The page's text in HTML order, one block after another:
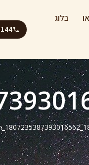
בלוג